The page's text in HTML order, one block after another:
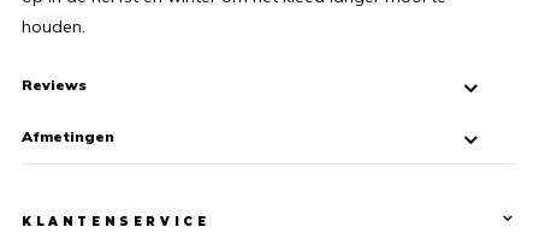
houden.
Reviews
Afmetingen
KLANTENSERVICE